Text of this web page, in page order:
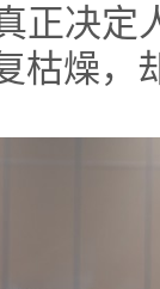
正决定
枯燥，